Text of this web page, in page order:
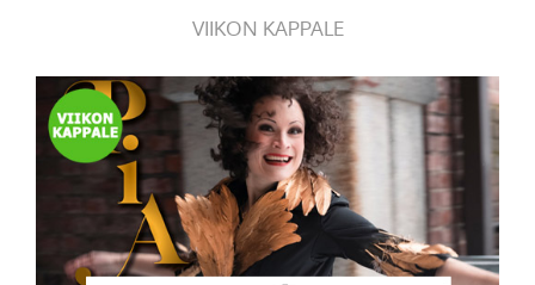
VIIKON KAPPALE